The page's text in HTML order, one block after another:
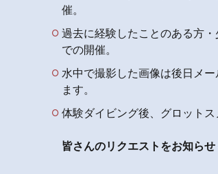
催。
過去に経験したことのある方
での開催。
水中で撮影した画像は後日メ
ます。
体験ダイビング後、グロット
皆さんのリクエストをお知らせ